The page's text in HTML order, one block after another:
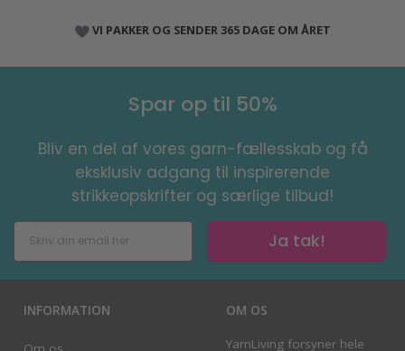
VI PAKKER OG SENDER 365 DAGE OM ÅRET
Spar op til 50%
Bliv en del af vores garn-fællesskab og få
eksklusiv adgang til inspirerende
strikkeopskrifter og særlige tilbud!
Ja tak!
INFORMATION OM OS
YarnLiving forsyner hele